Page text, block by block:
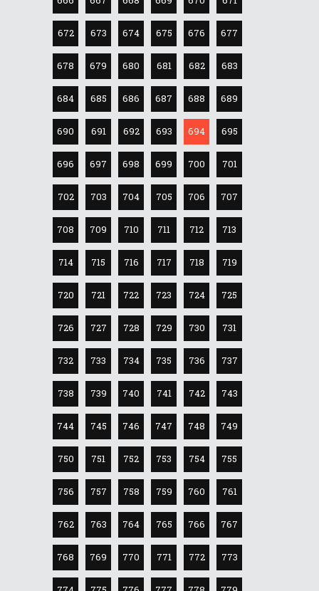
672 673 674 675 676 677
678 679 680 681 682 683
684 685 686 687 688 689
690 691 692 693 694 695
696 697 698 699 700 701
702 703 704 705 706 707
708 709 710 711 712 713
714 715 716 717 718 719
720 721 722 723 724 725
726 727 728 729 730 731
732 733 734 735 736 737
738 739 740 741 742 743
744 745 746 747 748 749
750 751 752 753 754 755
756 757 758 759 760 761
762 763 764 765 766 767
768 769 770 771 772 773